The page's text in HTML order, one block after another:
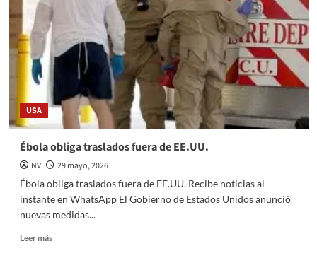
29
toneladas
de
basura
de
la
zona
lacustre
Tláhuac-
Xico;
macro
jornada
de
previene
inundaciones
USA
Ébola obliga traslados fuera de EE.UU.
NV
29 mayo, 2026
Ébola obliga traslados fuera de EE.UU. Recibe noticias al
instante en WhatsApp El Gobierno de Estados Unidos anunció
nuevas medidas...
Leer másRead